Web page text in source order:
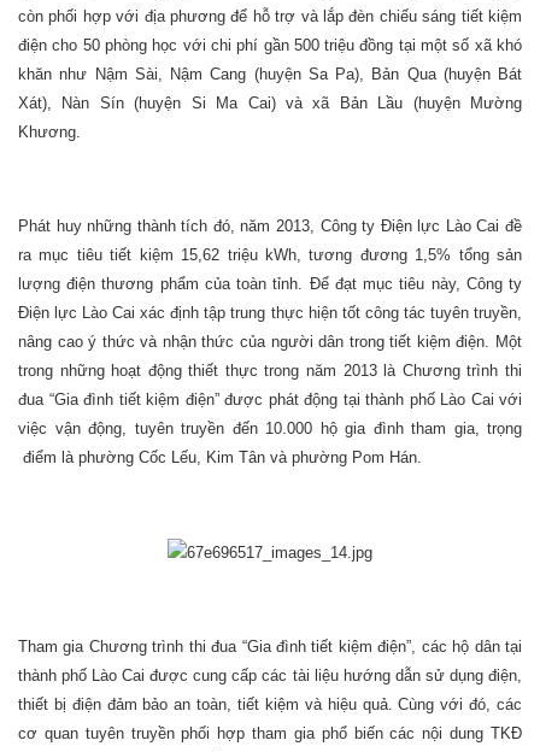
còn phối hợp với địa phương để hỗ trợ và lắp đèn chiếu sáng tiết kiệm
điện cho 50 phòng học với chi phí gần 500 triệu đồng tại một số xã khó
khăn như Nậm Sài, Nậm Cang (huyện Sa Pa), Bản Qua (huyện Bát
Xát), Nàn Sín (huyện Si Ma Cai) và xã Bản Lầu (huyện Mường
Khương.
Phát huy những thành tích đó, năm 2013, Công ty Điện lực Lào Cai đề
ra mục tiêu tiết kiệm 15,62 triệu kWh, tương đương 1,5% tổng sản
lượng điện thương phẩm của toàn tỉnh. Để đạt mục tiêu này, Công ty
Điện lực Lào Cai xác định tập trung thực hiện tốt công tác tuyên truyền,
nâng cao ý thức và nhận thức của người dân trong tiết kiệm điện. Một
trong những hoạt động thiết thực trong năm 2013 là Chương trình thi
đua “Gia đình tiết kiệm điện” được phát động tại thành phố Lào Cai với
việc vận động, tuyên truyền đến 10.000 hộ gia đình tham gia, trọng
điểm là phường Cốc Lếu, Kim Tân và phường Pom Hán.
Tham gia Chương trình thi đua “Gia đình tiết kiệm điện”, các hộ dân tại
thành phố Lào Cai được cung cấp các tài liệu hướng dẫn sử dụng điện,
thiết bị điện đảm bảo an toàn, tiết kiệm và hiệu quả. Cùng với đó, các
cơ quan tuyên truyền phối hợp tham gia phổ biến các nội dung TKĐ